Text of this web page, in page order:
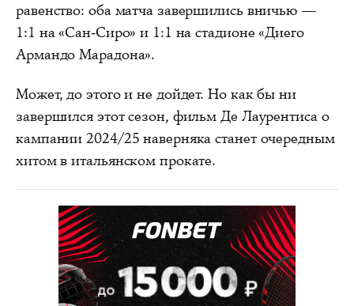
равенство: оба матча завершились вничью —
1:1 на «Сан-Сиро» и 1:1 на стадионе «Диего
Армандо Марадона».
Может, до этого и не дойдет. Но как бы ни
завершился этот сезон, фильм Де Лаурентиса о
кампании 2024/25 наверняка станет очередным
хитом в итальянском прокате.